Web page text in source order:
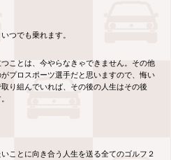
つでも乗れます。
ことは、今やらなきゃできません。その他
プロスポーツ選手だと思いますので、悔い
り組んでいれば、その後の人生はその後
ことに向き合う人生を送る全てのゴルフ２